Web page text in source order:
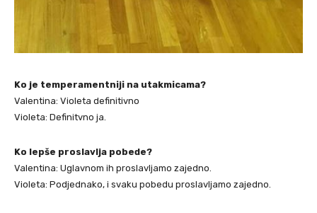
Ko je temperamentniji na utakmicama?
Valentina: Violeta definitivno
Violeta: Definitvno ja.
Ko lepše proslavlja pobede?
Valentina: Uglavnom ih proslavljamo zajedno.
Violeta: Podjednako, i svaku pobedu proslavljamo zajedno.